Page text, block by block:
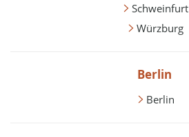
Schweinfurt
Würzburg
Berlin
Berlin